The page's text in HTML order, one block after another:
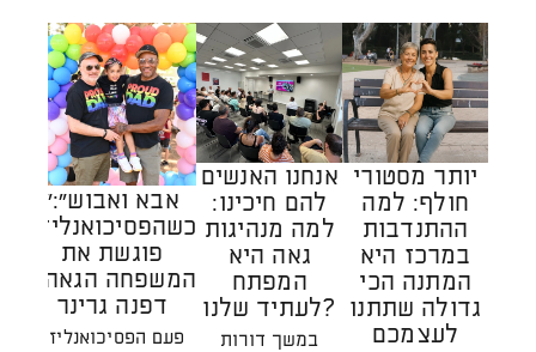
יותר מסטורי
חולף: למה
ההתנדבות
במרכז היא
המתנה הכי
גדולה שתתנו
לעצמכם
אנחנו האנשים
להם חיכינו:
למה מנהיגות
גאה היא
המפתח
לעתיד שלנו?
במשך דורות
"אבא ואבוש":
כשהפסיכואנליזה
פוגשת את
המשפחה הגאה /
דפנה גרינר
פעם הפסיכואנליזה